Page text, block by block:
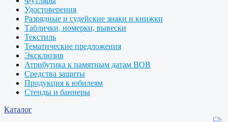
Удостоверения
Разрядные и судейские знаки и книжки
Таблички, номерки, вывески
Текстиль
Тематические предложения
Эксклюзив
Атрибутика к памятным датам ВОВ
Средства защиты
Продукция к юбилеям
Стенды и баннеры
Каталог